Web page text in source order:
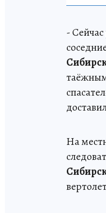
-
На